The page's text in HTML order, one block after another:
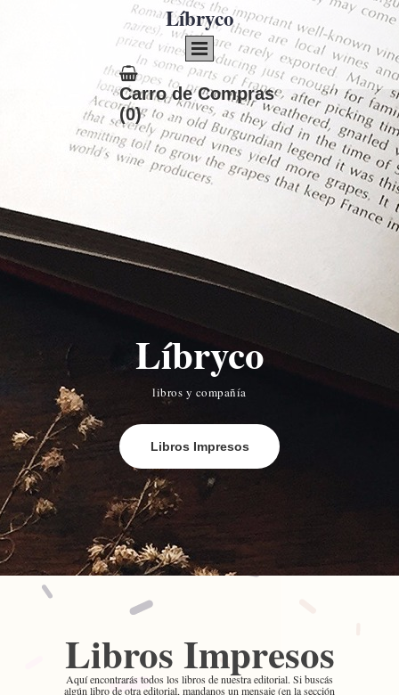
Líbryco
Carro de Compras
(0)
Líbryco
libros y compañía
Libros Impresos
Libros Impresos
Aquí encontrarás todos los libros de nuestra editorial. Si buscás
algún libro de otra editorial, mandanos un mensaje (en la sección